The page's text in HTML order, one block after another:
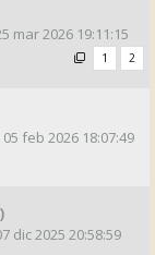
mar 2026 19:11:15
1 2
05 feb 2026 18:07:49
dic 2025 20:58:59